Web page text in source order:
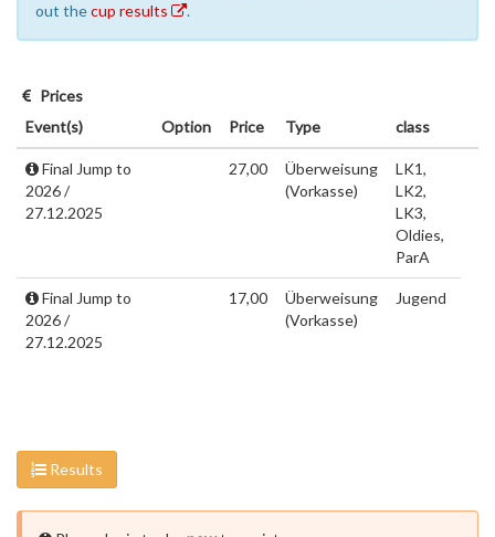
out thecup results .
Prices
Event(s)
Option Price Type class
Final Jump to
2026 /
27.12.2025
27,00
Überweisung
(Vorkasse)
LK1,
LK2,
LK3,
Oldies,
ParA
Final Jump to
2026 /
27.12.2025
17,00
Überweisung
(Vorkasse)
Jugend
Results